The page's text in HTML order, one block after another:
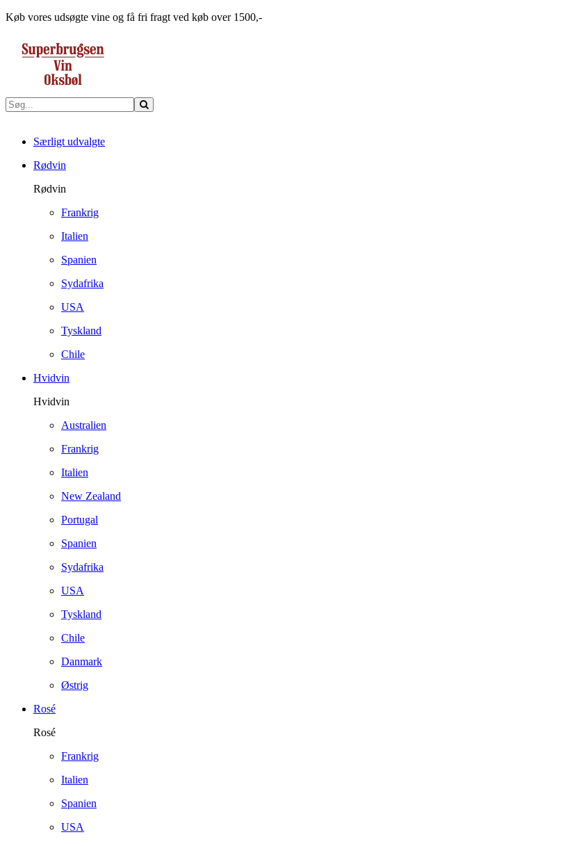
Køb vores udsøgte vine og få fri fragt ved køb over 1500,-
Særligt udvalgte
Rødvin
Rødvin
Frankrig
Italien
Spanien
Sydafrika
USA
Tyskland
Chile
Hvidvin
Hvidvin
Australien
Frankrig
Italien
New Zealand
Portugal
Spanien
Sydafrika
USA
Tyskland
Chile
Danmark
Østrig
Rosé
Rosé
Frankrig
Italien
Spanien
USA